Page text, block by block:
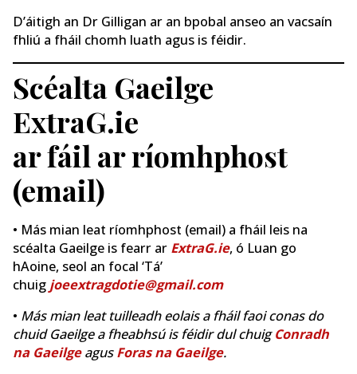
D’áitigh an Dr Gilligan ar an bpobal anseo an vacsaín
fhliú a fháil chomh luath agus is féidir.
Scéalta Gaeilge
ExtraG.ie
ar fáil ar ríomhphost
(email)
• Más mian leat ríomhphost (email) a fháil leis na
scéalta Gaeilge is fearr ar ExtraG.ie, ó Luan go
hAoine, seol an focal ‘Tá’
chuig joeextragdotie@gmail.com
• Más mian leat tuilleadh eolais a fháil faoi conas do
chuid Gaeilge a fheabhsú is féidir dul chuigConradh
na GaeilgeagusForas na Gaeilge.